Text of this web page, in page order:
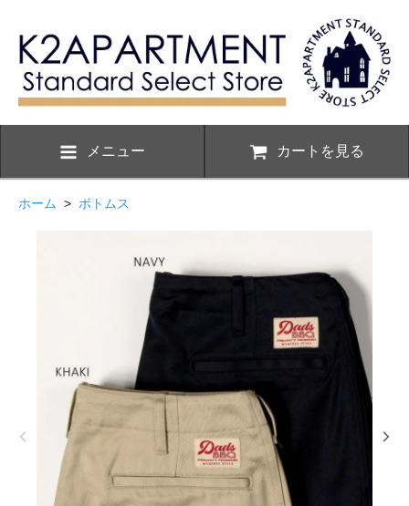
メニュー カートを見る
ホーム > ボトムス